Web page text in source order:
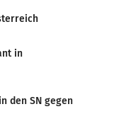
in
den SN gegen